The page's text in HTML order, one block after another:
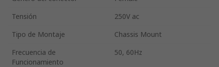
Tensión
250V ac
Tipo de Montaje
Chassis Mount
Frecuencia de
Funcionamiento
50, 60Hz